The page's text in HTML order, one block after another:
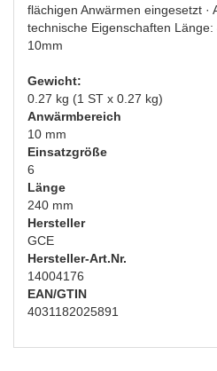
flächigen Anwärmen eingesetzt ·
technische Eigenschaften
10mm
Gewicht:
0.27 kg (1 ST x 0.27 kg)
Anwärmbereich
10 mm
Einsatzgröße
6
Länge
240 mm
Hersteller
GCE
Hersteller-Art.Nr.
14004176
EAN/GTIN
4031182025891